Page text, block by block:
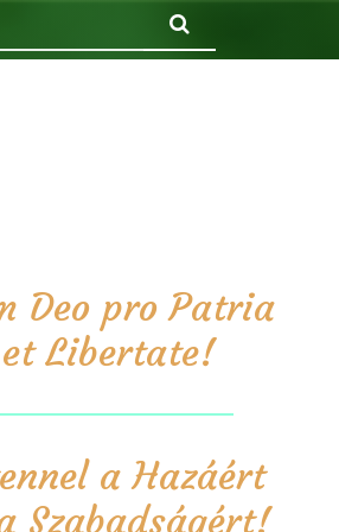
Deo pro Patria
et Libertate!
a Hazáért
Szabadságért!